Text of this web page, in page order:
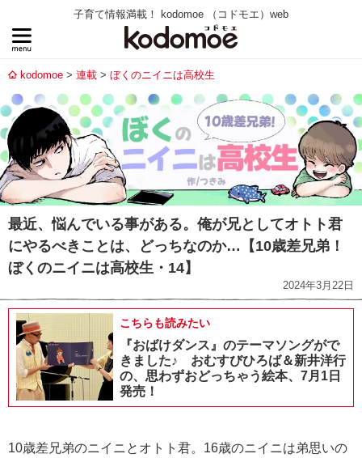
子育て情報満載！ kodomoe （コドモエ）web
kodomoe 連載 ぼくのニイニは高校生
最近、悩んでいる事がある。俺が兄としてオトト君
にやるべきことは、どっちなのか…【10歳差兄弟！
ぼくのニイニは高校生・14】
2024年3月22日
こちらも読みたい
『おばけダンス』のテーマソングがで
きました♪ おむすびひろば＆新井洋行
の、思わずおどっちゃう絵本、7月1日
発売！
10歳差兄弟のニイニとオトト君。16歳のニイニは弟思いの